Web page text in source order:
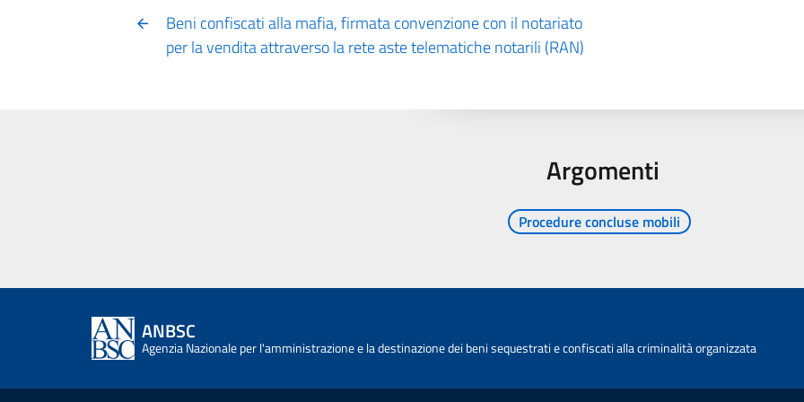
Beni confiscati alla mafia, firmata convenzione con il notariato
per la vendita attraverso la rete aste telematiche notarili (RAN)
Argomenti
Procedure concluse mobili
ANBSC
Agenzia Nazionale per l'amministrazione e la destinazione dei beni sequestrati e confiscati alla criminalità organizzata